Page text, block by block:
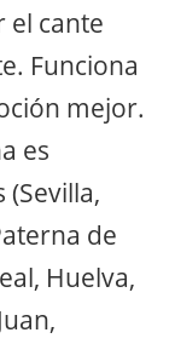
el cante
Funciona
mejor.
es
de
Huelva,